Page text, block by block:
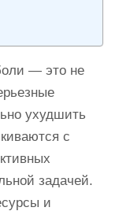
— это не
ухудшить
с
задачей.
и